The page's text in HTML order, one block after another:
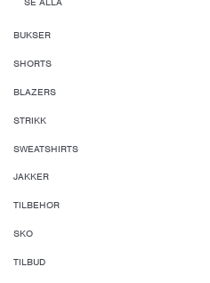
BUKSER
SHORTS
BLAZERS
STRIKK
SWEATSHIRTS
JAKKER
TILBEHØR
SKO
TILBUD